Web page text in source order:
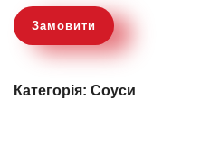
Замовити
Категорія: Соуси